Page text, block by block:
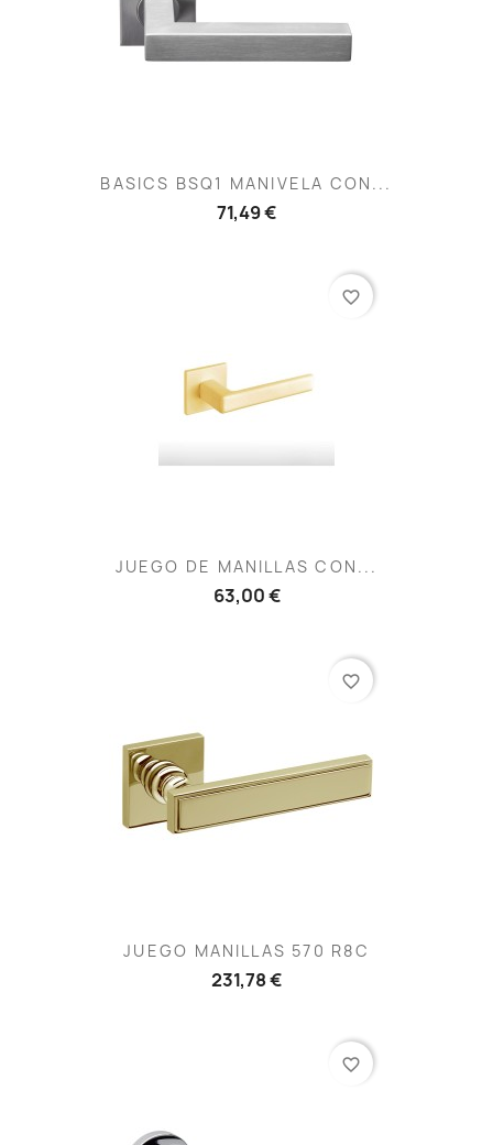
BASICS BSQ1 MANIVELA CON...
71,49 €
JUEGO DE MANILLAS CON...
63,00 €
favorite_border
JUEGO MANILLAS 570 R8C
231,78 €
favorite_border
favorite_border